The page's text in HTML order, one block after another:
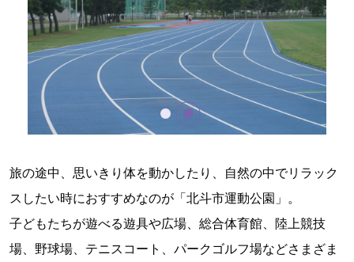
旅の途中、思いきり体を動かしたり、自然の中でリラック
スしたい時におすすめなのが「北斗市運動公園」。
子どもたちが遊べる遊具や広場、総合体育館、陸上競技
場、野球場、テニスコート、パークゴルフ場などさまざま